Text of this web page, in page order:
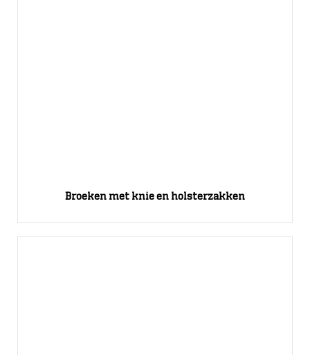
Broeken met knie en holsterzakken